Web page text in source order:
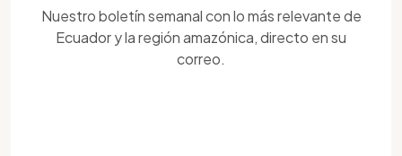
Nuestro boletín semanal con lo más relevante de
Ecuador y la región amazónica, directo en su
correo.